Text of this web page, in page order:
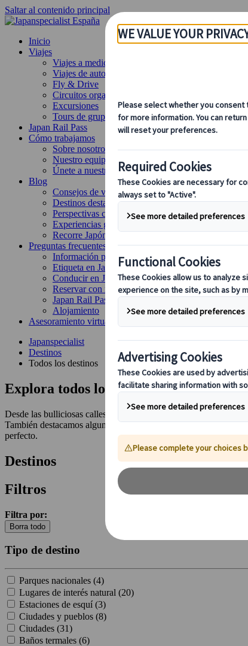
Saltar al contenido principal
Inicio
Viajes
Viajes a medida
Viajes de autor
Fly & Drive
Circuitos organizados
Excursiones
Tours de grupo a medida
Japan Rail Pass
Cómo trabajamos
Sobre nosotros
Nuestro equipo
Únete a nuestro equipo
Blog
Consejos de viaje para cada temporada
Destinos destacados
Perspectivas culturales
Experiencias gastronómicas
Recorre Japón en tren
Preguntas frecuentes
Información práctica
Etiqueta en Japón
Conducir en Japón
Reservar con nosotros
Japan Rail Pass
Alojamiento
Asesoramiento virtual
Japanspecialist
Destinos
Todos los destinos
Explora todos los destinos y atracciones
Desde las bulliciosas calles de Tokio hasta la tranquila belleza
También destacamos algunos destinos internacionales para
perfecto.
Destinos
Filtros
Filtra por:
Borra todo
Tipo de destino
Parques nacionales (4)
Lugares de interés natural (20)
Estaciones de esquí (3)
Ciudades y pueblos (8)
Ciudades (31)
Baños termales (6)